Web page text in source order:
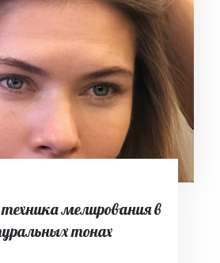
мелирования в
тонах